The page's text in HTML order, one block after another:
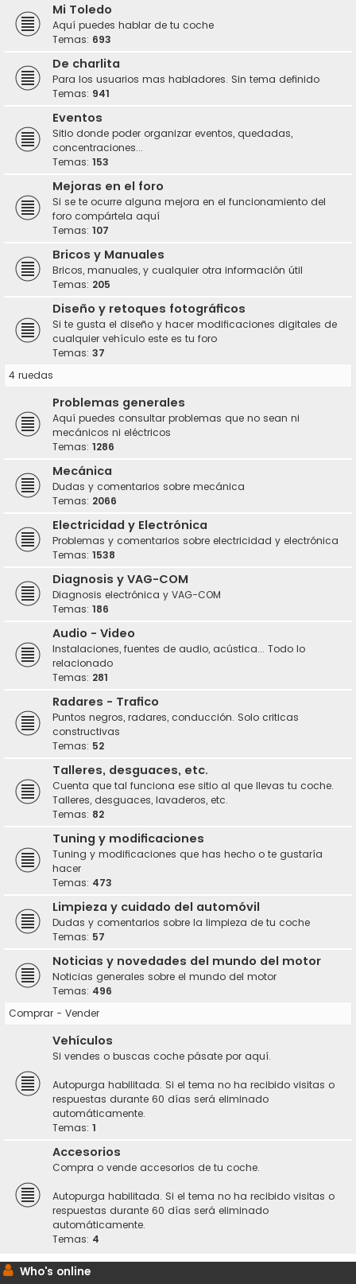
Mi Toledo
Aquí puedes hablar de tu coche
Temas: 693
De charlita
Para los usuarios mas habladores. Sin tema definido
Temas: 941
Eventos
Sitio donde poder organizar eventos, quedadas,
concentraciones...
Temas: 153
Mejoras en el foro
Si se te ocurre alguna mejora en el funcionamiento del
foro compártela aquí
Temas: 107
Bricos y Manuales
Bricos, manuales, y cualquier otra información útil
Temas: 205
Diseño y retoques fotográficos
Si te gusta el diseño y hacer modificaciones digitales de
cualquier vehículo este es tu foro
Temas: 37
4 ruedas
Problemas generales
Aquí puedes consultar problemas que no sean ni
mecánicos ni eléctricos
Temas: 1286
Mecánica
Dudas y comentarios sobre mecánica
Temas: 2066
Electricidad y Electrónica
Problemas y comentarios sobre electricidad y electrónica
Temas: 1538
Diagnosis y VAG-COM
Diagnosis electrónica y VAG-COM
Temas: 186
Audio - Video
Instalaciones, fuentes de audio, acústica... Todo lo
relacionado
Temas: 281
Radares - Trafico
Puntos negros, radares, conducción. Solo criticas
constructivas
Temas: 52
Talleres, desguaces, etc.
Cuenta que tal funciona ese sitio al que llevas tu coche.
Talleres, desguaces, lavaderos, etc.
Temas: 82
Tuning y modificaciones
Tuning y modificaciones que has hecho o te gustaría
hacer
Temas: 473
Limpieza y cuidado del automóvil
Dudas y comentarios sobre la limpieza de tu coche
Temas: 57
Noticias y novedades del mundo del motor
Noticias generales sobre el mundo del motor
Temas: 496
Comprar - Vender
Vehículos
Si vendes o buscas coche pásate por aquí.
Autopurga habilitada. Si el tema no ha recibido visitas o
respuestas durante 60 días será eliminado
automáticamente.
Temas: 1
Accesorios
Compra o vende accesorios de tu coche.
Autopurga habilitada. Si el tema no ha recibido visitas o
respuestas durante 60 días será eliminado
automáticamente.
Temas: 4
Who's online